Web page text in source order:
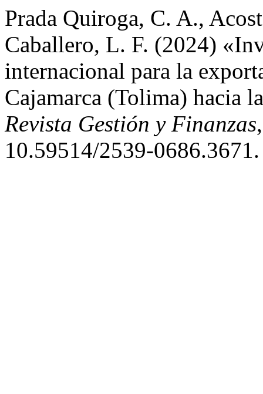
Prada Quiroga, C. A.,
Caballero, L. F. (2024)
internacional para la
Cajamarca (Tolima) hacia
Revista Gestión y Finanzas
10.59514/2539-0686.3671.